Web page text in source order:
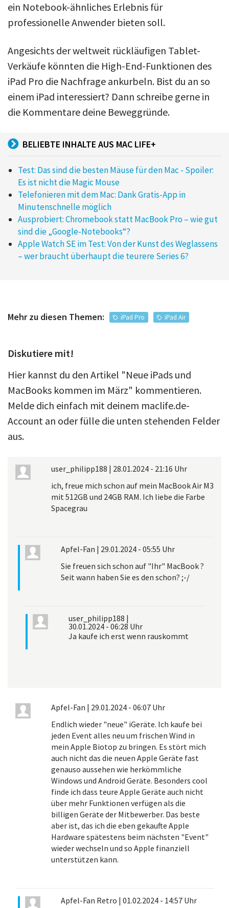
ein Notebook-ähnliches Erlebnis für
professionelle Anwender bieten soll.
Angesichts der weltweit rückläufigen Tablet-
Verkäufe könnten die High-End-Funktionen des
iPad Pro die Nachfrage ankurbeln. Bist du an so
einem iPad interessiert? Dann schreibe gerne in
die Kommentare deine Beweggründe.
BELIEBTE INHALTE AUS MAC LIFE+
Test: Das sind die besten Mäuse für den Mac - Spoiler:
Es ist nicht die Magic Mouse
Telefonieren mit dem Mac: Dank Gratis-App in
Minutenschnelle möglich
Ausprobiert: Chromebook statt MacBook Pro – wie gut
sind die „Google-Notebooks“?
Apple Watch SE im Test: Von der Kunst des Weglassens
– wer braucht überhaupt die teurere Series 6?
Mehr zu diesen Themen: iPad Pro iPad Air
Diskutiere mit!
Hier kannst du den Artikel "Neue iPads und
MacBooks kommen im März" kommentieren.
Melde dich einfach mit deinem maclife.de-
Account an oder fülle die unten stehenden Felder
aus.
user_philipp188 | 28.01.2024 - 21:16 Uhr
ich, freue mich schon auf mein MacBook Air M3
mit 512GB und 24GB RAM. Ich liebe die Farbe
Spacegrau
Apfel-Fan | 29.01.2024 - 05:55 Uhr
Sie freuen sich schon auf "Ihr" MacBook ?
Seit wann haben Sie es den schon? ;-/
user_philipp188 |
30.01.2024 - 06:28 Uhr
Ja kaufe ich erst wenn rauskommt
Apfel-Fan | 29.01.2024 - 06:07 Uhr
Endlich wieder "neue" iGeräte. Ich kaufe bei
jeden Event alles neu um frischen Wind in
mein Apple Biotop zu bringen. Es stört mich
auch nicht das die neuen Apple Geräte fast
genauso aussehen wie herkömmliche
Windows und Android Geräte. Besonders cool
finde ich dass teure Apple Geräte auch nicht
über mehr Funktionen verfügen als die
billigen Geräte der Mitbewerber. Das beste
aber ist, das ich die eben gekaufte Apple
Hardware spätestens beim nächsten "Event"
wieder wechseln und so Apple finanziell
unterstützen kann.
Apfel-Fan Retro | 01.02.2024 - 14:57 Uhr